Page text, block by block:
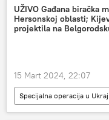
Specijalna vojna operacija
UŽIVO Gađana biračka
Hersonskoj oblasti;
projektila na
15 Mart 2024, 22:07
Specijalna operacija u
Rusija
Rusija –